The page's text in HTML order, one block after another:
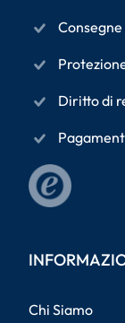
Diritto di
Chi Siamo